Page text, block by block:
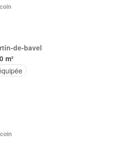
de-bavel
m²